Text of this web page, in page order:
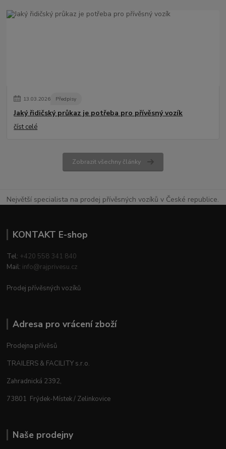
13.03.2026 Předpisy
Jaký řidičský průkaz je potřeba pro přívěsný vozík
číst celé
Zobrazit všechny články
Největší specialista na prodej přívěsných vozíků v České republice.
KONTAKT E-shop
Tel: +420 558 341 840
Mail: info@rajprivesu.cz
Prodej přívěsných vozíků
Adresa pro vrácení zboží
Prodejna přívěsů
TRAILERS & FACILITY s.r.o.
Zahradnická 2392,
73801 Frýdek-Místek / Zelinkovice
Naše prodejny